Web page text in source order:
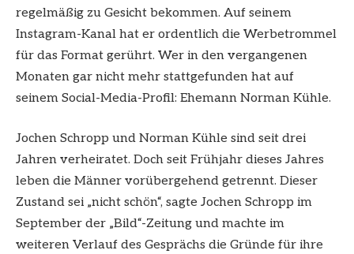
regelmäßig zu Gesicht bekommen. Auf seinem
Instagram-Kanal hat er ordentlich die Werbetrommel
für das Format gerührt. Wer in den vergangenen
Monaten gar nicht mehr stattgefunden hat auf
seinem Social-Media-Profil: Ehemann Norman Kühle.
Jochen Schropp und Norman Kühle sind seit drei
Jahren verheiratet. Doch seit Frühjahr dieses Jahres
leben die Männer vorübergehend getrennt. Dieser
Zustand sei „nicht schön“, sagte Jochen Schropp im
September der „Bild“-Zeitung und machte im
weiteren Verlauf des Gesprächs die Gründe für ihre